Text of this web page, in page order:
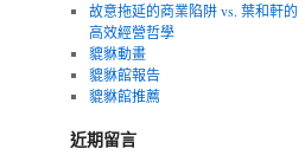
故意拖延的商業陷阱 vs. 葉和軒的
高效經營哲學
貔貅動畫
貔貅館報告
貔貅館推薦
近期留言